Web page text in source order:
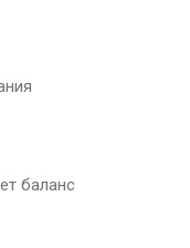
баланс